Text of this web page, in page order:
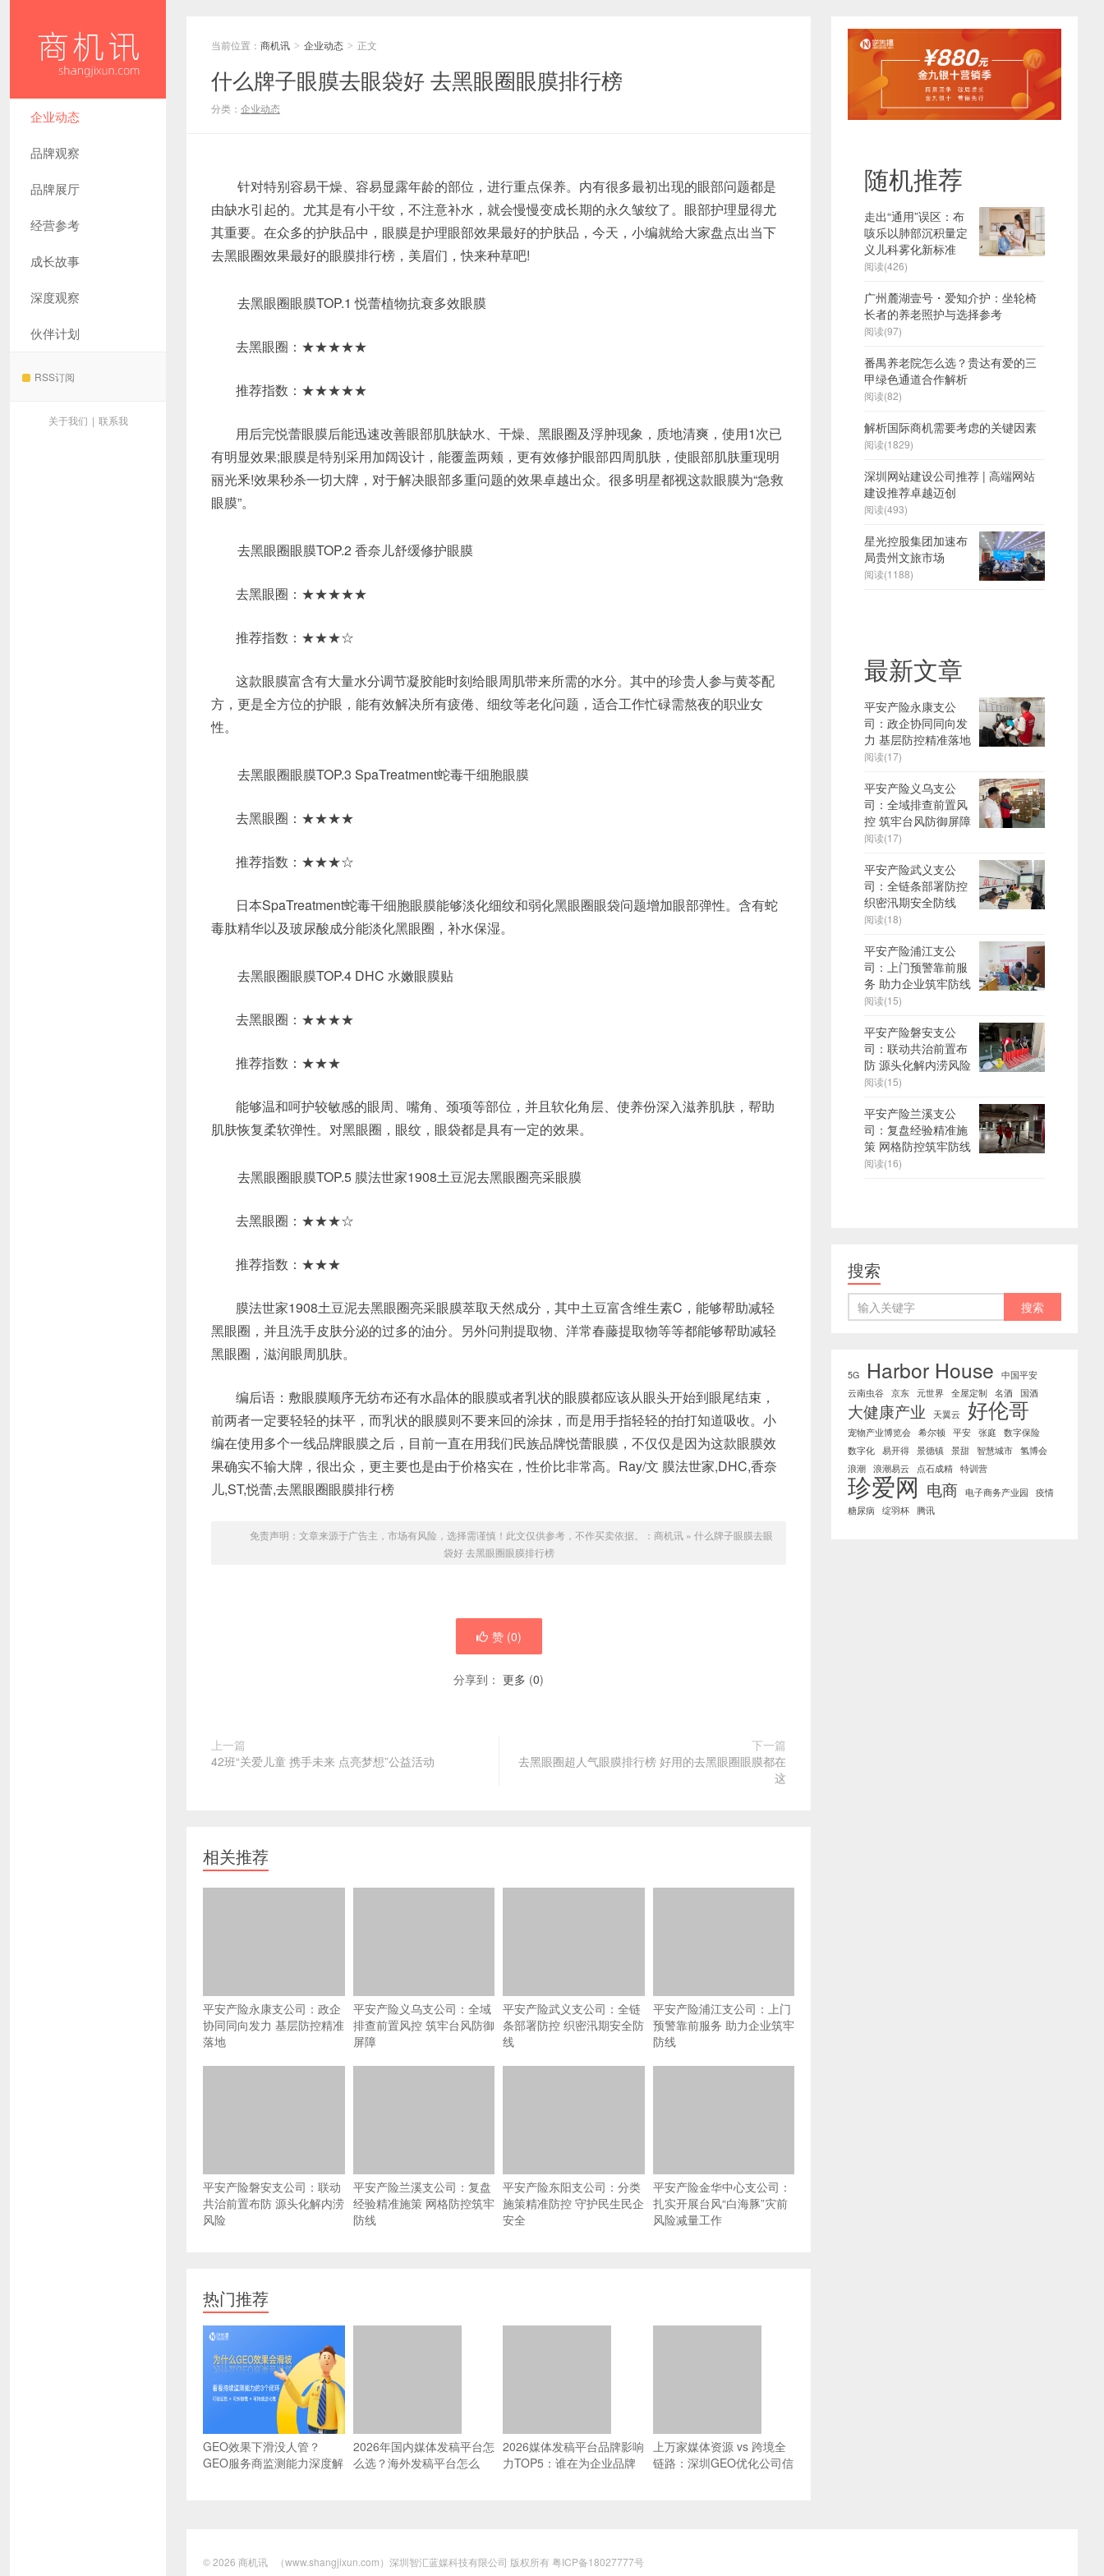
企业动态
品牌观察
品牌展厅
经营参考
成长故事
深度观察
伙伴计划
RSS订阅
关于我们 | 联系我
当前位置： 商机讯 > 企业动态 > 正文
什么牌子眼膜去眼袋好 去黑眼圈眼膜排行榜
分类： 企业动态
针对特别容易干燥、容易显露年龄的部位，进行重点保养。内有很多最初出现的眼部问题都是
由缺水引起的。尤其是有小干纹，不注意补水，就会慢慢变成长期的永久皱纹了。眼部护理显得尤
其重要。在众多的护肤品中，眼膜是护理眼部效果最好的护肤品，今天，小编就给大家盘点出当下
去黑眼圈效果最好的眼膜排行榜，美眉们，快来种草吧!
去黑眼圈眼膜TOP.1 悦蕾植物抗衰多效眼膜
去黑眼圈：★★★★★
推荐指数：★★★★★
用后完悦蕾眼膜后能迅速改善眼部肌肤缺水、干燥、黑眼圈及浮肿现象，质地清爽，使用1次已
有明显效果;眼膜是特别采用加阔设计，能覆盖两颊，更有效修护眼部四周肌肤，使眼部肌肤重现明
丽光釆!效果秒杀一切大牌，对于解决眼部多重问题的效果卓越出众。很多明星都视这款眼膜为“急救
眼膜”。
去黑眼圈眼膜TOP.2 香奈儿舒缓修护眼膜
去黑眼圈：★★★★★
推荐指数：★★★☆
这款眼膜富含有大量水分调节凝胶能时刻给眼周肌带来所需的水分。其中的珍贵人参与黄苓配
方，更是全方位的护眼，能有效解决所有疲倦、细纹等老化问题，适合工作忙碌需熬夜的职业女
性。
去黑眼圈眼膜TOP.3 SpaTreatment蛇毒干细胞眼膜
去黑眼圈：★★★★
推荐指数：★★★☆
日本SpaTreatment蛇毒干细胞眼膜能够淡化细纹和弱化黑眼圈眼袋问题增加眼部弹性。含有蛇
毒肽精华以及玻尿酸成分能淡化黑眼圈，补水保湿。
去黑眼圈眼膜TOP.4 DHC 水嫩眼膜贴
去黑眼圈：★★★★
推荐指数：★★★
能够温和呵护较敏感的眼周、嘴角、颈项等部位，并且软化角层、使养份深入滋养肌肤，帮助
肌肤恢复柔软弹性。对黑眼圈，眼纹，眼袋都是具有一定的效果。
去黑眼圈眼膜TOP.5 膜法世家1908土豆泥去黑眼圈亮采眼膜
去黑眼圈：★★★☆
推荐指数：★★★
膜法世家1908土豆泥去黑眼圈亮采眼膜萃取天然成分，其中土豆富含维生素C，能够帮助减轻
黑眼圈，并且洗手皮肤分泌的过多的油分。另外问荆提取物、洋常春藤提取物等等都能够帮助减轻
黑眼圈，滋润眼周肌肤。
编后语：敷眼膜顺序无纺布还有水晶体的眼膜或者乳状的眼膜都应该从眼头开始到眼尾结束，
前两者一定要轻轻的抹平，而乳状的眼膜则不要来回的涂抹，而是用手指轻轻的拍打知道吸收。小
编在使用多个一线品牌眼膜之后，目前一直在用我们民族品牌悦蕾眼膜，不仅仅是因为这款眼膜效
果确实不输大牌，很出众，更主要也是由于价格实在，性价比非常高。Ray/文 膜法世家,DHC,香奈
儿,ST,悦蕾,去黑眼圈眼膜排行榜
免责声明：文章来源于广告主，市场有风险，选择需谨慎！此文仅供参考，不作买卖依据。： 商机讯» 什么牌子眼膜去眼
袋好 去黑眼圈眼膜排行榜
赞 (0)
分享到： 更多 (0)
上一篇
42班“关爱儿童 携手未来 点亮梦想”公益活动
下一篇
去黑眼圈超人气眼膜排行榜 好用的去黑眼圈眼膜都在
这
相关推荐
平安产险永康支公司：政企
协同同向发力 基层防控精准
落地
平安产险义乌支公司：全域
排查前置风控 筑牢台风防御
屏障
平安产险武义支公司：全链
条部署防控 织密汛期安全防
线
平安产险浦江支公司：上门
预警靠前服务 助力企业筑牢
防线
平安产险磐安支公司：联动
共治前置布防 源头化解内涝
风险
平安产险兰溪支公司：复盘
经验精准施策 网格防控筑牢
防线
平安产险东阳支公司：分类
施策精准防控 守护民生民企
安全
平安产险金华中心支公司：
扎实开展台风“白海豚”灾前
风险减量工作
热门推荐
GEO效果下滑没人管？
GEO服务商监测能力深度解
2026年国内媒体发稿平台怎
么选？海外发稿平台怎么
2026媒体发稿平台品牌影响
力TOP5：谁在为企业品牌
上万家媒体资源 vs 跨境全
链路：深圳GEO优化公司信
随机推荐
走出“通用”误区：布
咳乐以肺部沉积量定
义儿科雾化新标准
阅读(426)
广州麓湖壹号・爱知介护：坐轮椅
长者的养老照护与选择参考
阅读(97)
番禺养老院怎么选？贵达有爱的三
甲绿色通道合作解析
阅读(82)
解析国际商机需要考虑的关键因素
阅读(1829)
深圳网站建设公司推荐 | 高端网站
建设推荐卓越迈创
阅读(493)
‌星光控股集团加速布
局贵州文旅市场‌
阅读(1188)
最新文章
平安产险永康支公
司：政企协同同向发
力 基层防控精准落地
阅读(17)
平安产险义乌支公
司：全域排查前置风
控 筑牢台风防御屏障
阅读(17)
平安产险武义支公
司：全链条部署防控
织密汛期安全防线
阅读(18)
平安产险浦江支公
司：上门预警靠前服
务 助力企业筑牢防线
阅读(15)
平安产险磐安支公
司：联动共治前置布
防 源头化解内涝风险
阅读(15)
平安产险兰溪支公
司：复盘经验精准施
策 网格防控筑牢防线
阅读(16)
搜索
5G Harbor House
中国平安
云南虫谷 京东 元世界 全屋定制 名酒 国酒
大健康产业 天翼云 好伦哥
宠物产业博览会 希尔顿 平安 张庭
数字保险
数字化 易开得 景德镇 景甜 智慧城市 氢博会
浪潮 浪潮易云 点石成精 特训营
珍爱网 电商 电子商务产业园
疫情
糖尿病
绽羽杯 腾讯
© 2026 商机讯 （www.shangjixun.com）深圳智汇蓝媒科技有限公司 版权所有粤ICP备18027777号